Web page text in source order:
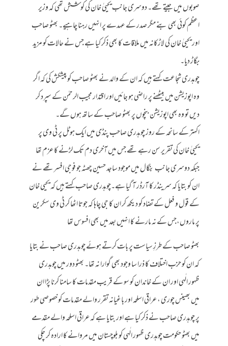
صوبوں میں جیتے تھے۔ دوسری جانب یحییٰ خان کی کوشش تھی کہ وزیر
اعظم کوئی بھی بنے مگر صدر کے عہدے پر انہیں رہنا چاہیے۔ بھٹو صاحب
اور یحییٰ خان کی لاڑکانہ میں ملاقات کا بھی ذکر کیا ہے جس نے حالات کو مزید
بگاڑ دیا۔
چوہدری شجاعت کہتے ہیں کہ ان کے والد نے بھٹو صاحب کو پیشکش کی کہ اگر
وہ اپوزیشن میں بیٹھنے پر راضی ہو جائیں اور اقتدار مجیب الرحمٰن کے سپرد کر
دیں تو وہ بھی اپوزیشن بنچوں پر بھٹو صاحب کے ساتھ ہوں گے۔
اکہتر کے سانحہ کے روز چوہدری صاحب پنڈی میں ایک ہوٹل پر ٹی وی پر
یحییٰ خان کی تقریر سن رہے تھے جس میں آخری دم تک لڑنے کا عزم تھا
جبکہ دوسری جانب بنگال میں موجود ساجد حسین چھٹہ جو فوجی افسر تھے نے
ان کو بتایا کہ سرینڈر کا آرڈر آ گیا ہے۔چوہدری صاحب کہتے ہیں کہ یحیی خان
کے قول و فعل کے تضاد کو دیکھ کر ان کا جی چاہا کہ جوتا اٹھا کر ٹی وی سکرین
پر ماروں،جس کے نہ مارنے کا انہیں بعد میں بھی افسوس تھا
بھٹو صاحب کے طرزِ سیاست پر بات کرتے ہوئے چوہدری صاحب نے بتایا
کہ ان کو حزب اختلاف کا ذرا سا وجود بھی گوارا نہ تھا۔ بھٹو دور میں چوہدری
ظہور الٰہی اور ان کے خاندان کو سو کے قریب مقدمات کا سامنا کرنا پڑا ان
میں بھینس چوری ، عراقی اسلحہ اور باغیانہ تقرر والے مقدمات کو خصوصی طور
پر چوہدری صاحب نے ذکر کیا ہے اور بتایا ہے کہ عراقی اسلحہ والے مقدمے
میں بھٹو حکومت چوہدری ظہور الٰہی کو بلوچستان میں مروانے کا ارادہ کر چکی